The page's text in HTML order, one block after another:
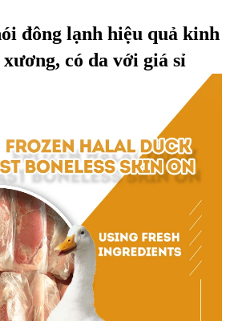
đông lạnh hiệu quả kinh
có da với giá sỉ